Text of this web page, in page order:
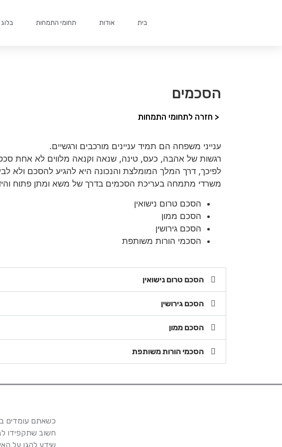
בית אודות תחומי התמחות
הסכמים
< חזרה לתחומי התמחות
ענייני משפחה הם תמיד עניינים מורכבים ורגשיים.
רגשות של אהבה, כעס, טינה, שנאה וקנאה מלווים לא אחת
לפיכך, דרך המלך המומלצת והנכונה היא להגיע להסכם ולא
משרדי מתמחה בעריכת הסכמים בדרך של משא ומתן פתוח
הסכם טרום נישואין
הסכם ממון
הסכם גירושין
הסכמי הורות משותפת
הסכם טרום נישואין
הסכם גירושין
הסכם ממון
הסכמי הורות משותפת
כשאתם עומדים
חשוב שתקפידו
שידע להגן על